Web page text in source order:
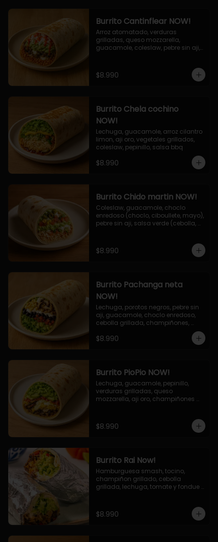
Burrito Cantinflear NOW!
Arroz atomatado, verduras
grilladas, queso mozzarella,
guacamole, coleslaw, pebre sin aji,
$8.990
Burrito Chela cochino
NOW!
Lechuga, guacamole, arroz cilantro
limon, aji oro, vegetales grillados,
coleslaw, pepinillo, salsa bbq
$8.990
Burrito Chido martin NOW!
Coleslaw, guacamole, choclo
enredoso (choclo, ciboullete, mayo),
pebre sin aji, salsa verde (cebolla,
$8.990
Burrito Pachanga neta
NOW!
Lechuga, porotos negros, pebre sin
aji, guacamole, choclo enredoso,
cebolla grillada, champiñones,
$8.990
Burrito PioPio NOW!
Lechuga, guacamole, pepinillo,
verduras grilladas, queso
mozzarella, aji oro, champiñones
$8.990
Burrito Rai Now!
Hamburguesa smash, tocino,
champiñon grillado, cebolla
grillada, lechuga, tomate y fondue
$8.990